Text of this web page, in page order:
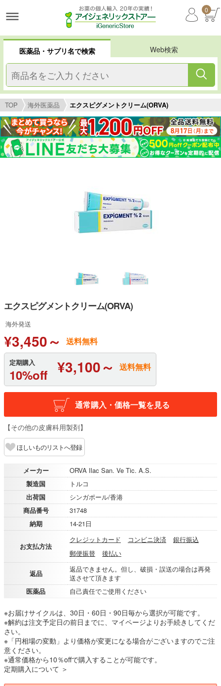
0
医薬品・サプリ名で検索 Web検索
TOP 海外医薬品 エクスピグメントクリーム(ORVA)
エクスピグメントクリーム(ORVA)
海外発送
¥3,450～ 送料無料
定期購入
10%off ¥3,100～ 送料無料
通常購入・価格一覧を見る
【その他の皮膚科用製剤】
ほしいものリストへ登録
メーカー
ORVA Ilac San. Ve Tic. A.S.
製造国
トルコ
出荷国
シンガポール/香港
商品番号
31748
納期
14-21日
お支払方法
クレジットカード コンビニ決済
銀行振込
郵便振替
後払い
返品
返品できません。但し、破損・誤送の場合は再発
送させて頂きます
医薬品
自己責任でご使用ください
※お届けサイクルは、30日・60日・90日毎から選択が可能です。
※解約は注文予定日の前日までに、マイページよりお手続きしてくだ
さい。
※「円相場の変動」より価格が変更になる場合がございますのでご注
意ください。
※通常価格から10％offで購入することが可能です。
定期購入について ＞